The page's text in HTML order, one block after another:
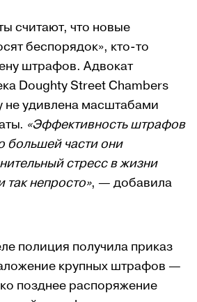
считают, что новые
беспорядок», кто-то
штрафов. Адвокат
Doughty Street Chambers
не удивлена масштабами
«Эффективность штрафов
большей части они
стресс в жизни
непросто», — добавила
полиция получила приказ
крупных штрафов —
позднее распоряжение